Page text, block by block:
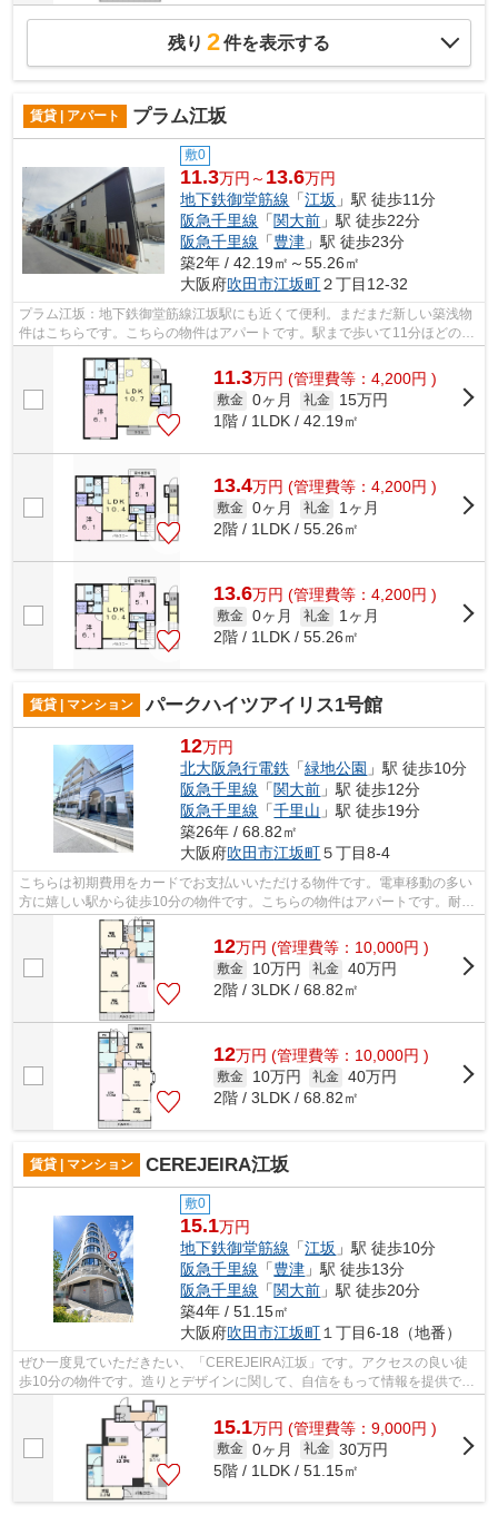
残り 2件を表示する
賃貸 | アパート プラム江坂
敷0
11.3万円～ 13.6万円
地下鉄御堂筋線 「江坂 」駅 徒歩11分
阪急千里線 「関大前 」駅 徒歩22分
阪急千里線 「豊津 」駅 徒歩23分
築2年 / 42.19㎡～55.26㎡
大阪府吹田市江坂町２丁目12-32
プラム江坂：地下鉄御堂筋線江坂駅にも近くて便利。まだまだ新しい築浅物
件はこちらです。こちらの物件はアパートです。駅まで歩いて11分ほどの、
魅力的な立地の物件です。より多くの...
11.3万円 (管理費等：4,200円 )
敷金 0ヶ月 礼金
15万円
1階 / 1LDK / 42.19㎡
13.4万円 (管理費等：4,200円 )
敷金 0ヶ月 礼金
1ヶ月
2階 / 1LDK / 55.26㎡
13.6万円 (管理費等：4,200円 )
敷金 0ヶ月 礼金
1ヶ月
2階 / 1LDK / 55.26㎡
賃貸 | マンション パークハイツアイリス1号館
12万円
北大阪急行電鉄 「緑地公園 」駅 徒歩10分
阪急千里線 「関大前 」駅 徒歩12分
阪急千里線 「千里山 」駅 徒歩19分
築26年 / 68.82㎡
大阪府吹田市江坂町５丁目8-4
こちらは初期費用をカードでお支払いいただける物件です。電車移動の多い
方に嬉しい駅から徒歩10分の物件です。こちらの物件はアパートです。耐火
性に優れているRC構造を物件選びで注...
12万円 (管理費等：10,000円 )
敷金 10万円 礼金 40万円
2階 / 3LDK / 68.82㎡
12万円 (管理費等：10,000円 )
敷金 10万円 礼金 40万円
2階 / 3LDK / 68.82㎡
賃貸 | マンション CEREJEIRA江坂
敷0
15.1万円
地下鉄御堂筋線 「江坂 」駅 徒歩10分
阪急千里線 「豊津 」駅 徒歩13分
阪急千里線 「関大前 」駅 徒歩20分
築4年 / 51.15㎡
大阪府吹田市江坂町１丁目6-18（地番）
ぜひ一度見ていただきたい、「CEREJEIRA江坂」です。アクセスの良い徒
歩10分の物件です。造りとデザインに関して、自信をもって情報を提供でき
るマンションです。共用部にはエレベータ...
15.1万円 (管理費等：9,000円 )
敷金 0ヶ月 礼金 30万円
5階 / 1LDK / 51.15㎡